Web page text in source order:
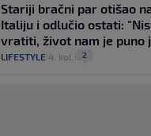
Stariji bračni par otišao
Italiju i odlučio ostati:
vratiti, život nam je puno
LIFESTYLE 4. kol. 2